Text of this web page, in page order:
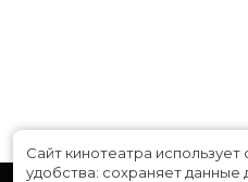
Сайт кинотеатра
удобства: сохраняет данные